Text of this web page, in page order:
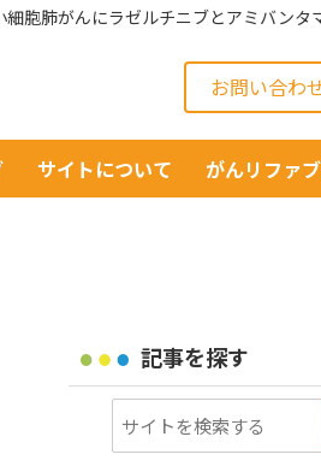
細胞肺がんにラゼルチニブとアミバンタ
お問い合わ
サイトについて がんリファ
記事を探す